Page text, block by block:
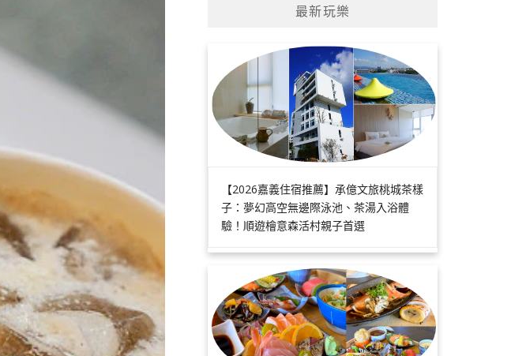
最新玩樂
【2026嘉義住宿推薦】承億文旅桃城茶樣
子：夢幻高空無邊際泳池、茶湯入浴體
驗！順遊檜意森活村親子首選